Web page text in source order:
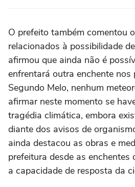
O prefeito também comentou
relacionados à possibilidade
afirmou que ainda não é
enfrentará outra enchente nos
Segundo Melo, nenhum
afirmar neste momento se
tragédia climática, embora
diante dos avisos de
ainda destacou as obras e
prefeitura desde as
a capacidade de resposta da